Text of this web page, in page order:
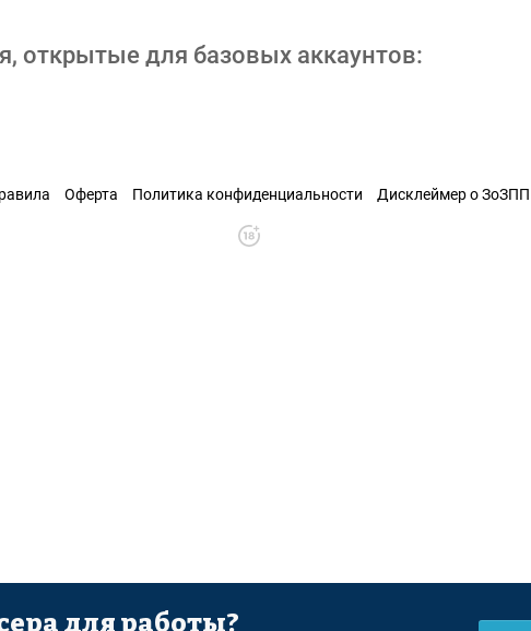
открытые для базовых аккаунтов:
Оферта Политика конфиденциальности Дисклеймер о ЗоЗПП
для работы?